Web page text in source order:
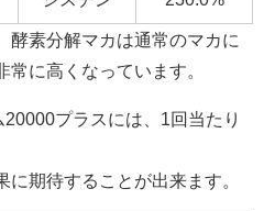
酵素分解マカは通常のマカに
常に高くなっています。
プラスには、1回当たり
期待することが出来ます。